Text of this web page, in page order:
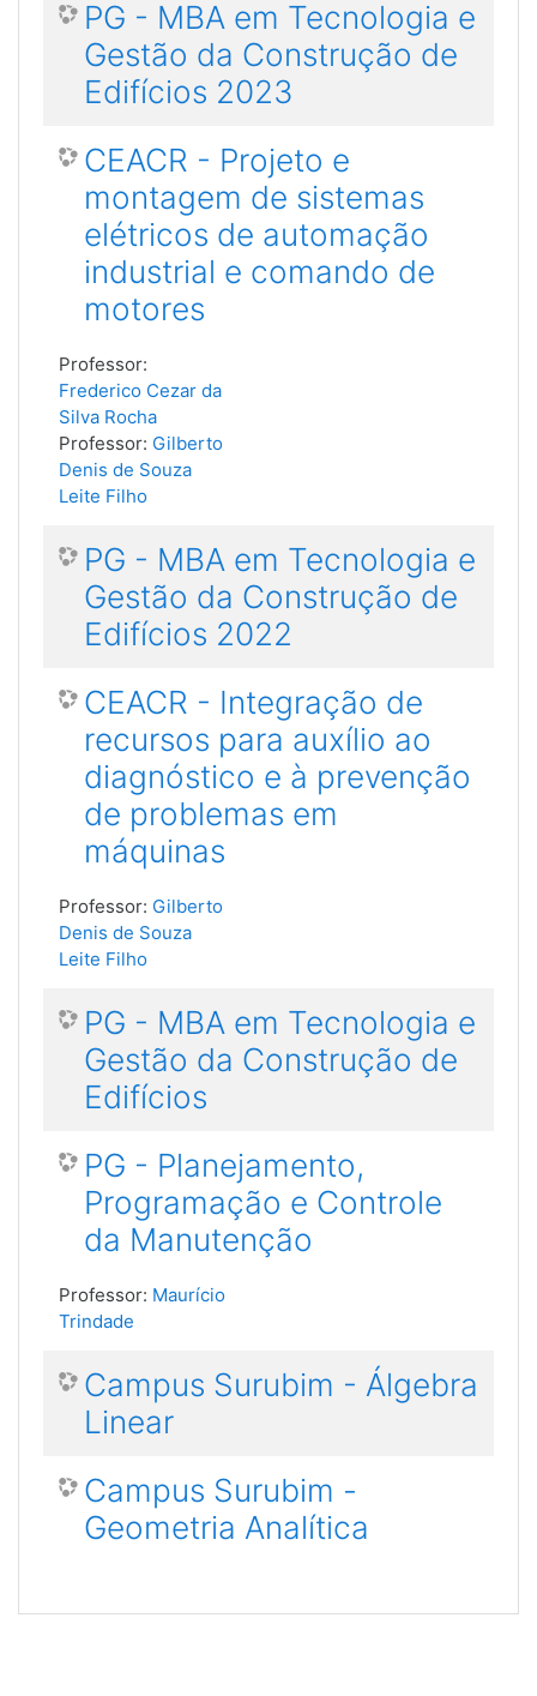
PG - MBA em Tecnologia e
Gestão da Construção de
Edifícios 2023
CEACR - Projeto e
montagem de sistemas
elétricos de automação
industrial e comando de
motores
Professor:
Frederico Cezar da
Silva Rocha
Professor: Gilberto
Denis de Souza
Leite Filho
PG - MBA em Tecnologia e
Gestão da Construção de
Edifícios 2022
CEACR - Integração de
recursos para auxílio ao
diagnóstico e à prevenção
de problemas em
máquinas
Professor: Gilberto
Denis de Souza
Leite Filho
PG - MBA em Tecnologia e
Gestão da Construção de
Edifícios
PG - Planejamento,
Programação e Controle
da Manutenção
Professor: Maurício
Trindade
Campus Surubim - Álgebra
Linear
Campus Surubim -
Geometria Analítica